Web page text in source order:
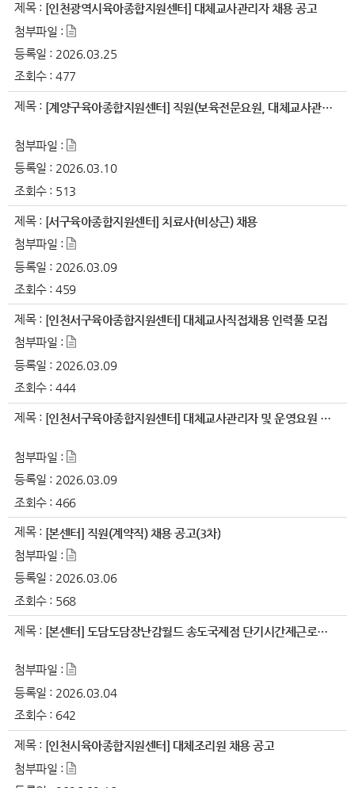
제목 : [인천광역시육아종합지원센터] 대체교사관리자 채용 공고
첨부파일 :
등록일 : 2026.03.25
조회수 :477
제목 : [계양구육아종합지원센터] 직원(보육전문요원, 대체교사관리자) 채용
첨부파일 :
등록일 : 2026.03.10
조회수 : 513
제목 : [서구육아종합지원센터] 치료사(비상근) 채용
첨부파일 :
등록일 : 2026.03.09
조회수 :459
제목 : [인천서구육아종합지원센터] 대체교사직접채용 인력풀 모집
첨부파일 :
등록일 : 2026.03.09
조회수 :444
제목 : [인천서구육아종합지원센터] 대체교사관리자 및 운영요원 채용
첨부파일 :
등록일 : 2026.03.09
조회수 :466
제목 : [본센터] 직원(계약직) 채용 공고(3차)
첨부파일 :
등록일 : 2026.03.06
조회수 : 568
제목 : [본센터] 도담도담장난감월드 송도국제점 단기시간제근로자 채용 공고
첨부파일 :
등록일 : 2026.03.04
조회수 : 642
제목 : [인천시육아종합지원센터] 대체조리원 채용 공고
첨부파일 :